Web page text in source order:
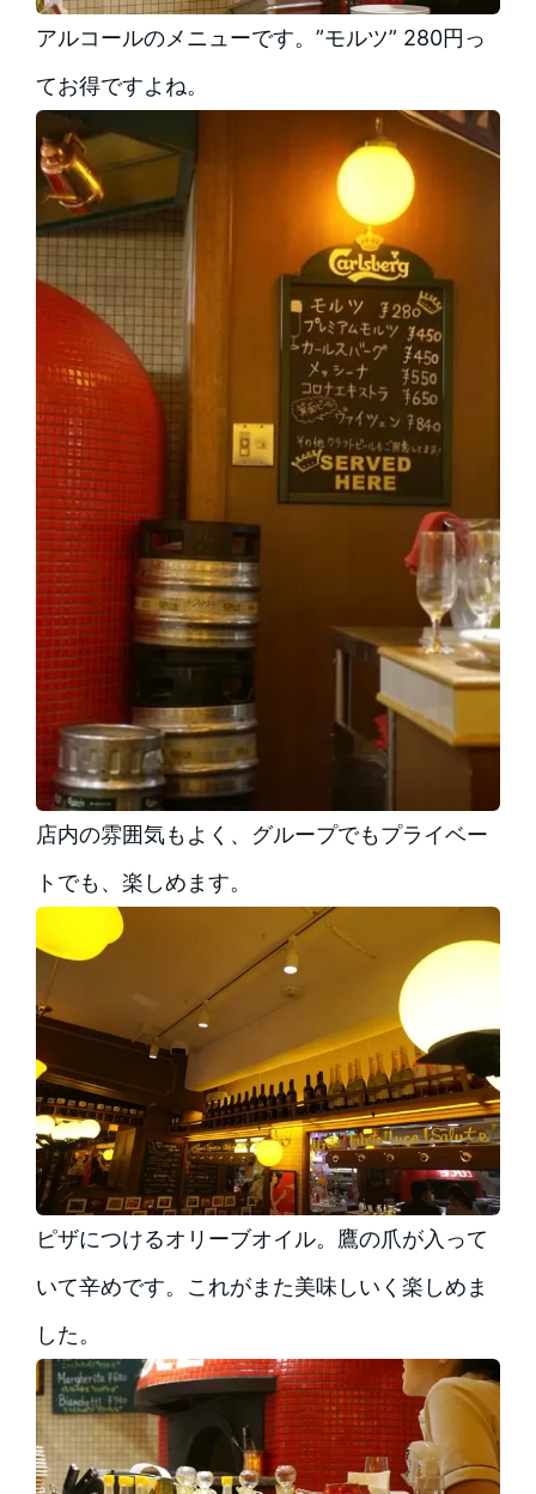
アルコールのメニューです。”モルツ” 280円っ
てお得ですよね。
店内の雰囲気もよく、グループでもプライベー
トでも、楽しめます。
ピザにつけるオリーブオイル。鷹の爪が入って
いて辛めです。これがまた美味しいく楽しめま
した。